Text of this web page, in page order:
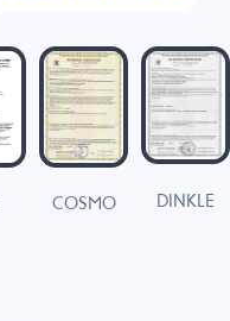
COSMO DINKLE